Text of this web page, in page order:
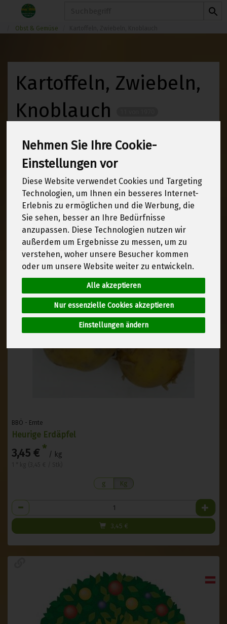
Nehmen Sie Ihre Cookie-
Einstellungen vor
Diese Website verwendet Cookies und Targeting
Technologien, um Ihnen ein besseres Internet-
Erlebnis zu ermöglichen und die Werbung, die
Sie sehen, besser an Ihre Bedürfnisse
anzupassen. Diese Technologien nutzen wir
außerdem um Ergebnisse zu messen, um zu
verstehen, woher unsere Besucher kommen
oder um unsere Website weiter zu entwickeln.
Alle akzeptieren
Nur essenzielle Cookies akzeptieren
Einstellungen ändern
Obst & Gemüse
Kartoffeln, Zwiebeln,
Knoblauch
12
Hersteller Allergene
BBÖ - Ernte
Heurige Erdäpfel
3,45 € * / kg
g Kg
Anzahl
3,45 €